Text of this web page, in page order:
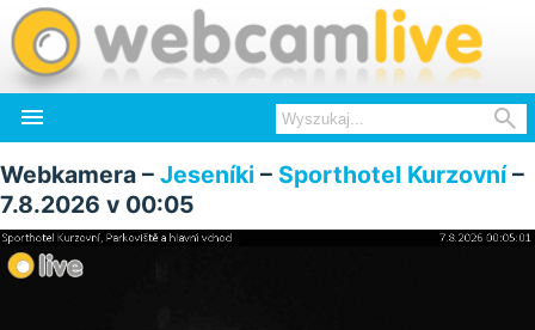
 
Webkamera – Jeseníki – Sporthotel Kurzovní–
7.8.2026 v 00:05